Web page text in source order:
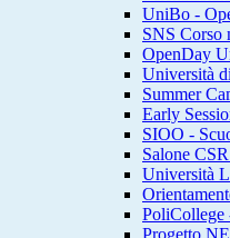
UniBo -
SNS Corso
OpenDay
Università
Summer
Early
SIOO -
Salone
Università
PoliCollege